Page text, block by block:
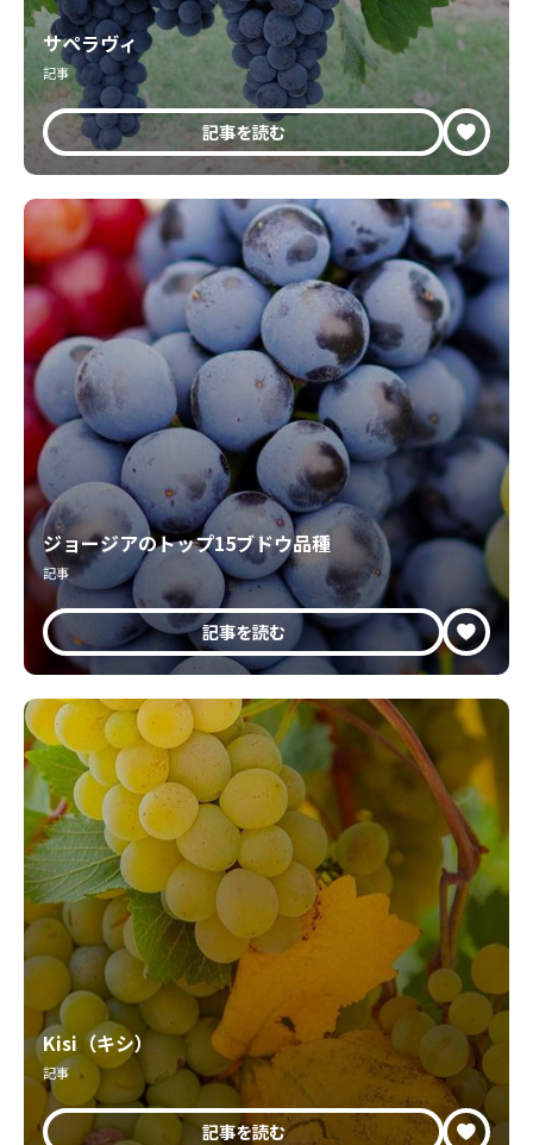
サペラヴィ
記事
記事を読む
ジョージアのトップ15ブドウ品種
記事
記事を読む
Kisi（キシ）
記事
記事を読む